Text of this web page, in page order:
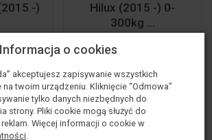
-)
zł
Hilux (2015 -) 0-
300kg ...
31 899,00 zł
Informacja o cookies
akceptujesz zapisywanie wszystkich
twoim urządzeniu. Kliknięcie “Odmowa”
tylko danych niezbędnych do
strony. Pliki cookie mogą służyć do
Więcej informacji o cookie w